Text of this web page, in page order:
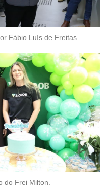
Fábio Luís de Freitas.
do Frei Milton.